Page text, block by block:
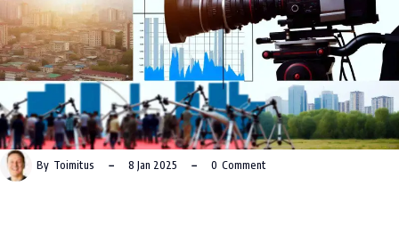
By Toimitus 8 Jan 2025 0 Comment